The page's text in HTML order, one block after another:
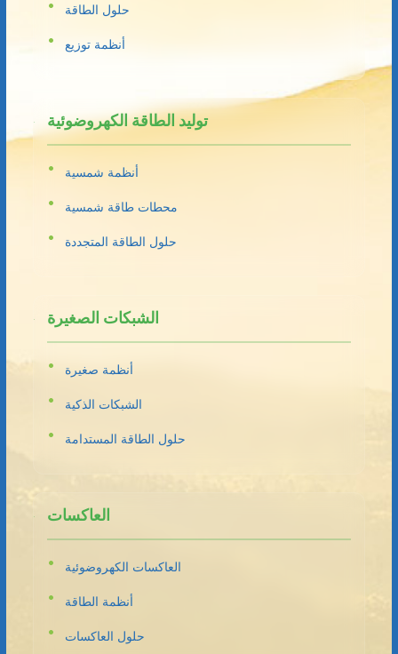
حلول الطاقة
أنظمة توزيع
توليد الطاقة الكهروضوئية
أنظمة شمسية
محطات طاقة شمسية
حلول الطاقة المتجددة
الشبكات الصغيرة
أنظمة صغيرة
الشبكات الذكية
حلول الطاقة المستدامة
العاكسات
العاكسات الكهروضوئية
أنظمة الطاقة
حلول العاكسات